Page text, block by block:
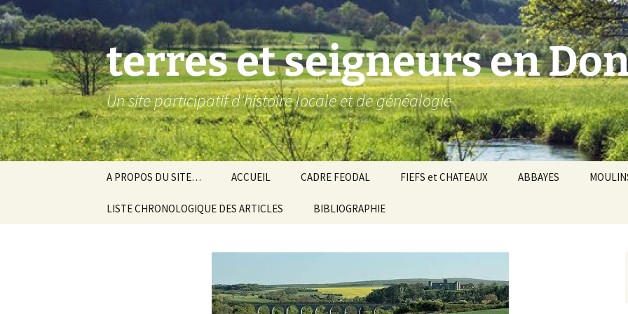
Aller
au
contenu
terres et seigneurs en
Un site participatif d'histoire locale et de généalogie
A PROPOS DU SITE… ACCUEIL CADRE FEODAL
Baronnie de Donzy
Grands fiefs voisins Baronnie de Toucy
FIEFS et CHATEAUX ABBAYES
LISTE CHRONOLOGIQUE DES ARTICLES BIBLIOGRAPHIE